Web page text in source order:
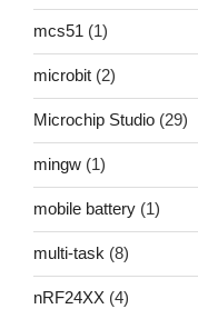
mcs51 (1)
microbit (2)
Microchip Studio (29)
mingw (1)
mobile battery (1)
multi-task (8)
nRF24XX (4)